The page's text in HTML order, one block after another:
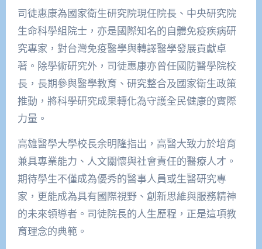
司徒惠康為國家衛生研究院現任院長、中央研究院
生命科學組院士，亦是國際知名的自體免疫疾病研
究專家，對台灣免疫醫學與轉譯醫學發展貢獻卓
著。除學術研究外，司徒惠康亦曾任國防醫學院校
長，長期參與醫學教育、研究整合及國家衛生政策
推動，將科學研究成果轉化為守護全民健康的實際
力量。
高雄醫學大學校長余明隆指出，高醫大致力於培育
兼具專業能力、人文關懷與社會責任的醫療人才。
期待學生不僅成為優秀的醫事人員或生醫研究專
家，更能成為具有國際視野、創新思維與服務精神
的未來領導者。司徒院長的人生歷程，正是這項教
育理念的典範。